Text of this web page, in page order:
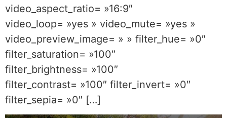
video_aspect_ratio= »16:9″
video_loop= »yes » video_mute= »yes »
video_preview_image= » » filter_hue= »0″
filter_saturation= »100″
filter_brightness= »100″
filter_contrast= »100″ filter_invert= »0″
filter_sepia= »0″ […]